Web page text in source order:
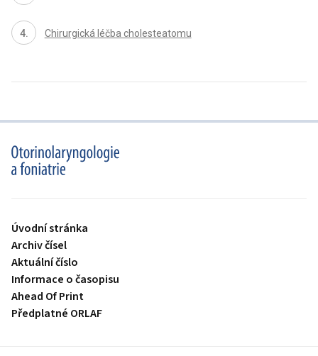
Chirurgická léčba cholesteatomu
proLékaře.cz
Úvodní stránka
Archiv čísel
Aktuální číslo
Informace o časopisu
Ahead Of Print
Předplatné ORLAF